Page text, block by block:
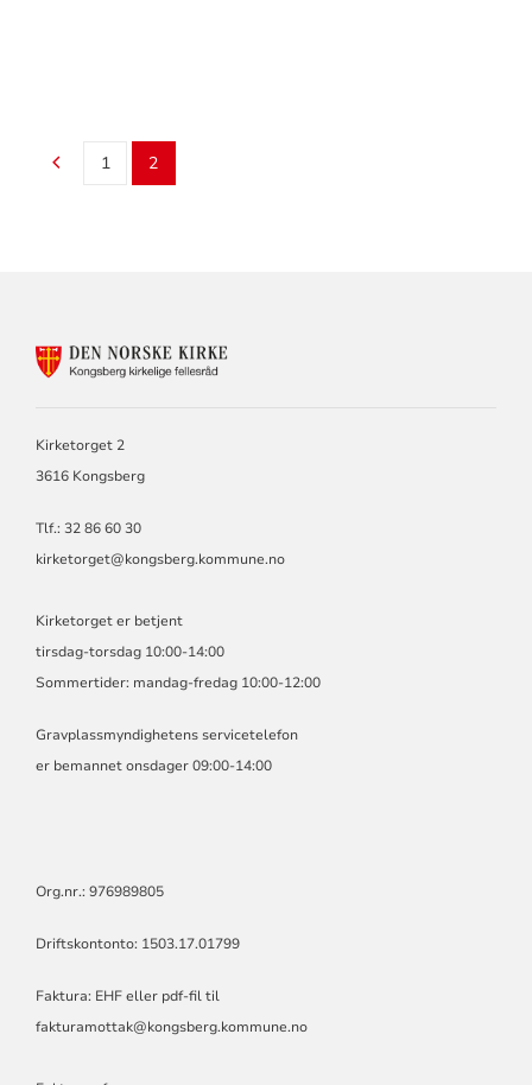
1 2
Kirketorget 2
3616 Kongsberg
Tlf.: 32 86 60 30
kirketorget@kongsberg.kommune.no
Kirketorget er betjent
tirsdag-torsdag 10:00-14:00
Sommertider: mandag-fredag 10:00-12:00
Gravplassmyndighetens servicetelefon
er bemannet onsdager 09:00-14:00
Org.nr.: 976989805
Driftskontonto: 1503.17.01799
Faktura: EHF eller pdf-fil til
fakturamottak@kongsberg.kommune.no